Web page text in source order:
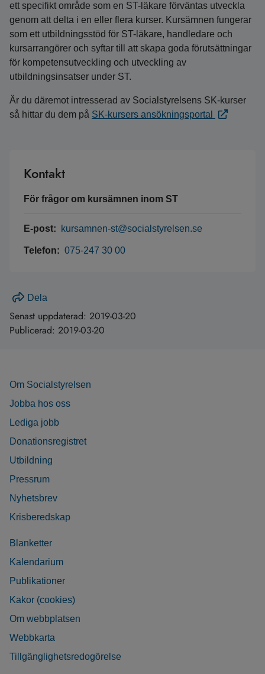
ett specifikt område som en ST-läkare förväntas utveckla
genom att delta i en eller flera kurser. Kursämnen fungerar
som ett utbildningsstöd för ST-läkare, handledare och
kursarrangörer och syftar till att skapa goda förutsättningar
för kompetensutveckling och utveckling av
utbildningsinsatser under ST.
Är du däremot intresserad av Socialstyrelsens SK-kurser
så hittar du dem på SK-kursers ansökningsportal
Kontakt
För frågor om kursämnen inom ST
E-post: kursamnen-st@socialstyrelsen.se
Telefon: 075-247 30 00
Dela
Senast uppdaterad: 2019-03-20
Publicerad: 2019-03-20
Om Socialstyrelsen
Jobba hos oss
Lediga jobb
Donationsregistret
Utbildning
Pressrum
Nyhetsbrev
Krisberedskap
Blanketter
Kalendarium
Publikationer
Kakor (cookies)
Om webbplatsen
Webbkarta
Tillgänglighetsredogörelse